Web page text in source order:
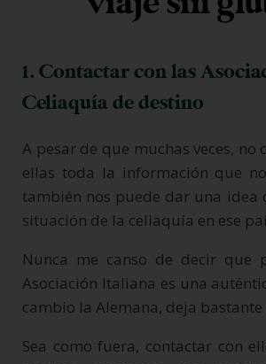
1. Contactar con las
Celiaquía de destino
A pesar de que muchas veces, no
ellas toda la información que
también nos puede dar una idea
situación de la celiaquía en ese
Nunca me canso de decir que
Asociación Italiana es una
cambio la Alemana, deja bastante
Sea como fuera, contactar con